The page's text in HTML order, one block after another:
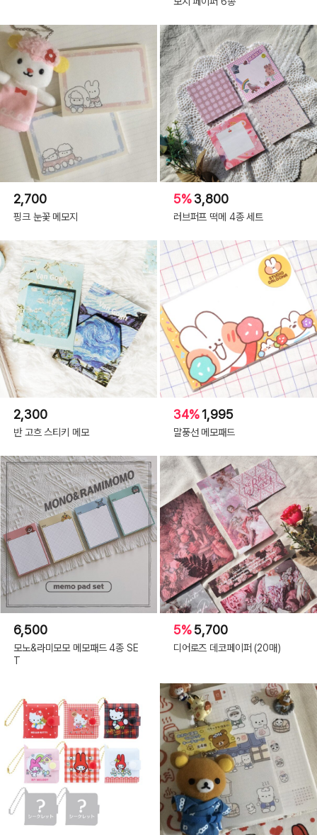
2,700
핑크 눈꽃 메모지
5%3,800
러브퍼프 떡메 4종 세트
2,300
반 고흐 스티키 메모
34%1,995
말풍선 메모패드
6,500
모노&라미모모 메모패드 4종 SE
T
5%5,700
디어로즈 데코페이퍼 (20매)